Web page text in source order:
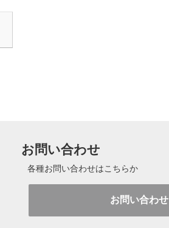
お問い合わせ
各種お問い合わせはこちらか
お問い合わせ